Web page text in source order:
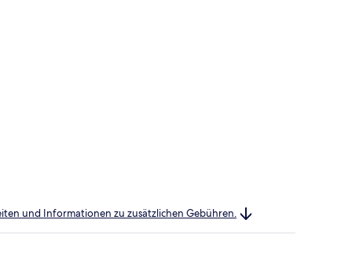
und Informationen zu zusätzlichen Gebühren.